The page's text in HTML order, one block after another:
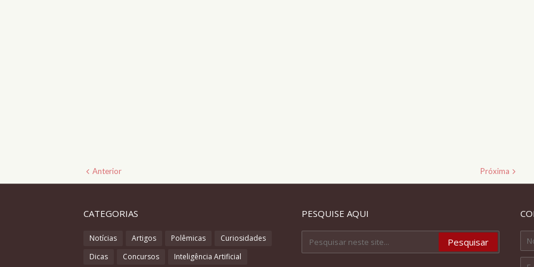
Anterior Próxima
CATEGORIAS
Notícias Artigos Polêmicas
Curiosidades
Dicas
Concursos Inteligência Artificial
PESQUISE AQUI